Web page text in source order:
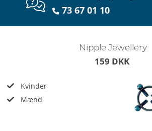
73 67 01 10
Nipple Jewellery
159 DKK
Kvinder
Mænd